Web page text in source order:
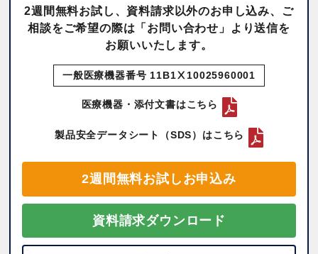
2週間無料お試し、資料請求以外のお申し込み、ご
相談をご希望の際は「お問い合わせ」より送信を
お願いいたします。
一般医療機器番号 11B1Ⅹ10025960001
医療機器・添付文書はこちら
製品安全データシート（SDS）はこちら
2週間無料お試しお申込み
資料請求ダウンロード